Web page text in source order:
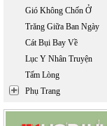
Gió Không Chốn Ở
Trăng Giữa Ban Ngày
Cát Bụi Bay Về
Lục Y Nhân Truyện
Tấm Lòng
Phụ Trang